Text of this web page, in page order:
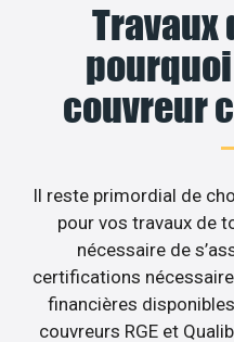
Travaux
couvreur
Il reste primordial de
pour vos travaux de
nécessaire de
certifications
financières
couvreurs RGE et